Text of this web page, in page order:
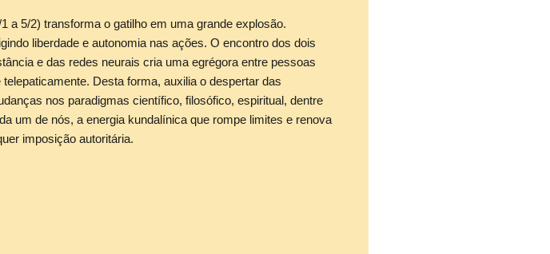
a 5/2) transforma o gatilho em uma grande explosão.
liberdade e autonomia nas ações. O encontro dos dois
e das redes neurais cria uma egrégora entre pessoas
Desta forma, auxilia o despertar das
nos paradigmas científico, filosófico, espiritual, dentre
um de nós, a energia kundalínica que rompe limites e renova
imposição autoritária.